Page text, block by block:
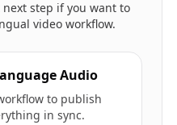
step if you want to
video workflow.
Audio
to publish
in sync.